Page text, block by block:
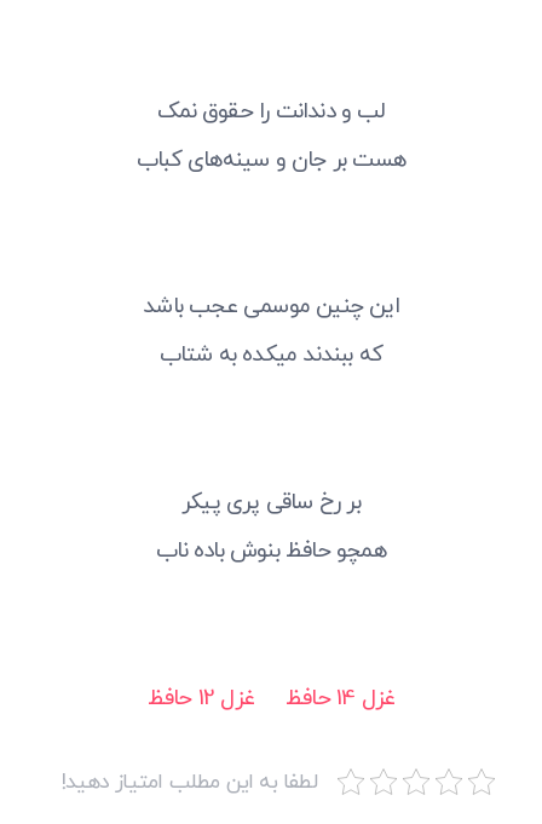
لب و دندانت را حقوق نمک
هست بر جان و سینه‌های کباب
این چنین موسمی عجب باشد
که ببندند میکده به شتاب
بر رخ ساقی پری پیکر
همچو حافظ بنوش باده ناب
غزل 14 حافظ غزل 12 حافظ
لطفا به این مطلب امتیاز دهید!